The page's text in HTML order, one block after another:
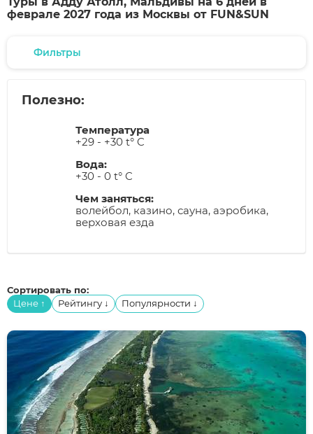
феврале 2027 года из Москвы от FUN&SUN
Фильтры
Полезно:
Температура
+29 - +30 t° C
Вода:
+30 - 0 t° C
Чем заняться:
волейбол, казино, сауна, аэробика,
верховая езда
Сортировать по:
Цене ↑ Рейтингу ↓ Популярности ↓